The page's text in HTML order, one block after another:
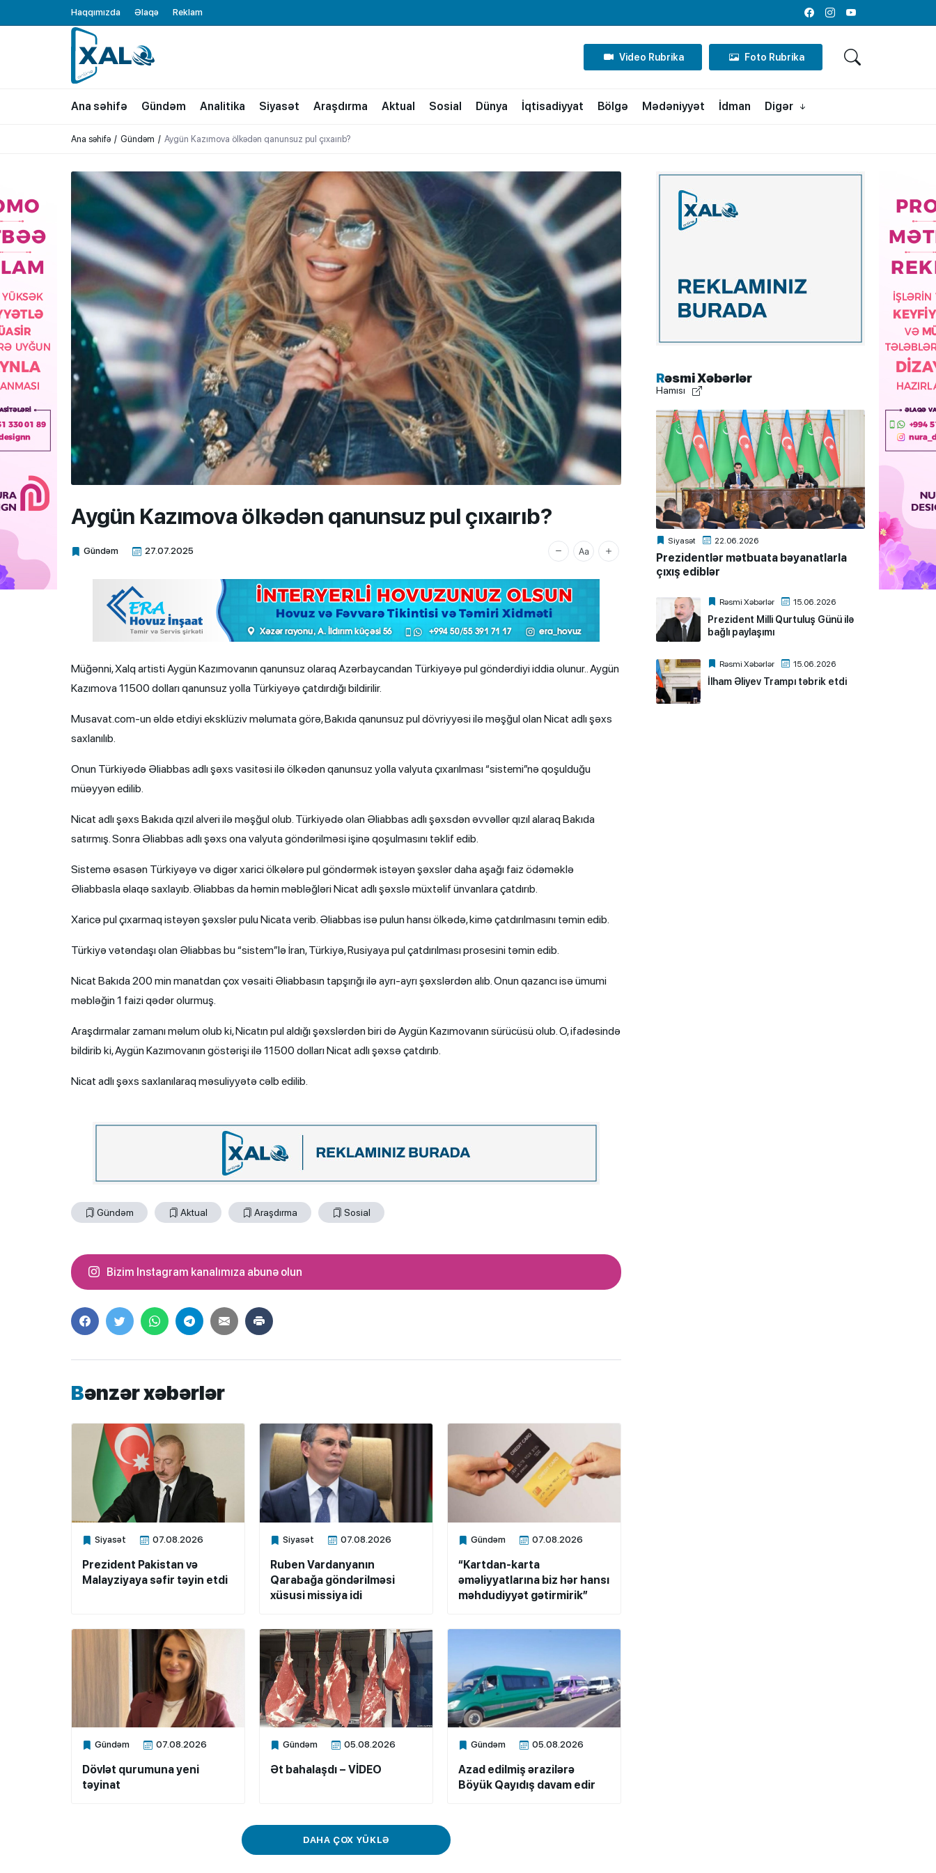
Haqqımızda Əlaqə Reklam
FacebookInstagramYoutube
XALQ.ONLINE
ONLAYN PLATFORMA
Video Rubrika Foto Rubrika
Ana səhifə Gündəm Analitika Siyasət Araşdırma Aktual Sosial Dünya İqtisadiyyat Bölgə Mədəniyyət İdman Digər
Ana səhifə Gündəm Aygün Kazımova ölkədən qanunsuz pul çıxaırıb?
Aygün Kazımova ölkədən qanunsuz pul çıxaırıb?
Gündəm 27.07.2025
Xalq.Online
Müğənni, Xalq artisti Aygün Kazımovanın qanunsuz olaraq Azərbaycandan Türkiyəyə pul göndərdiyi iddia olunur.. Aygün
Kazımova 11500 dolları qanunsuz yolla Türkiyəyə çatdırdığı bildirilir.
Musavat.com-un əldə etdiyi eksklüziv məlumata görə, Bakıda qanunsuz pul dövriyyəsi ilə məşğul olan Nicat adlı şəxs
saxlanılıb.
Onun Türkiyədə Əliabbas adlı şəxs vasitəsi ilə ölkədən qanunsuz yolla valyuta çıxarılması “sistemi”nə qoşulduğu
müəyyən edilib.
Nicat adlı şəxs Bakıda qızıl alveri ilə məşğul olub. Türkiyədə olan Əliabbas adlı şəxsdən əvvəllər qızıl alaraq Bakıda
satırmış. Sonra Əliabbas adlı şəxs ona valyuta göndərilməsi işinə qoşulmasını təklif edib.
Sistemə əsasən Türkiyəyə və digər xarici ölkələrə pul göndərmək istəyən şəxslər daha aşağı faiz ödəməklə
Əliabbasla əlaqə saxlayıb. Əliabbas da həmin məbləğləri Nicat adlı şəxslə müxtəlif ünvanlara çatdırıb.
Xaricə pul çıxarmaq istəyən şəxslər pulu Nicata verib. Əliabbas isə pulun hansı ölkədə, kimə çatdırılmasını təmin edib.
Türkiyə vətəndaşı olan Əliabbas bu “sistem”lə İran, Türkiyə, Rusiyaya pul çatdırılması prosesini təmin edib.
Nicat Bakıda 200 min manatdan çox vəsaiti Əliabbasın tapşırığı ilə ayrı-ayrı şəxslərdən alıb. Onun qazancı isə ümumi
məbləğin 1 faizi qədər olurmuş.
Araşdırmalar zamanı məlum olub ki, Nicatın pul aldığı şəxslərdən biri də Aygün Kazımovanın sürücüsü olub. O, ifadəsində
bildirib ki, Aygün Kazımovanın göstərişi ilə 11500 dolları Nicat adlı şəxsə çatdırıb.
Nicat adlı şəxs saxlanılaraq məsuliyyətə cəlb edilib.
Gündəm Aktual Araşdırma Sosial
Bizim Instagram kanalımıza abunə olun
Bənzər xəbərlər
Siyasət 07.08.2026
Xalq.Online
Prezident Pakistan və
Malayziyaya səfir təyin etdi
Siyasət 07.08.2026
Xalq.Online
Ruben Vardanyanın
Qarabağa göndərilməsi
xüsusi missiya idi
Gündəm 07.08.2026
Xalq.Online
“Kartdan-karta
əməliyyatlarına biz hər hansı
məhdudiyyət gətirmirik”
Gündəm 07.08.2026
Xalq.Online
Dövlət qurumuna yeni
təyinat
Gündəm 05.08.2026
Xalq.Online
Ət bahalaşdı – VİDEO
Gündəm 05.08.2026
Xalq.Online
Azad edilmiş ərazilərə
Böyük Qayıdış davam edir
DAHA ÇOX YÜKLƏ
Rəsmi Xəbərlər
Hamısı
Siyasət 22.06.2026
Prezidentlər mətbuata bəyanatlarla
çıxış ediblər
Rəsmi Xəbərlər 15.06.2026
Prezident Milli Qurtuluş Günü ilə
bağlı paylaşımı
Rəsmi Xəbərlər 15.06.2026
İlham Əliyev Trampı təbrik etdi